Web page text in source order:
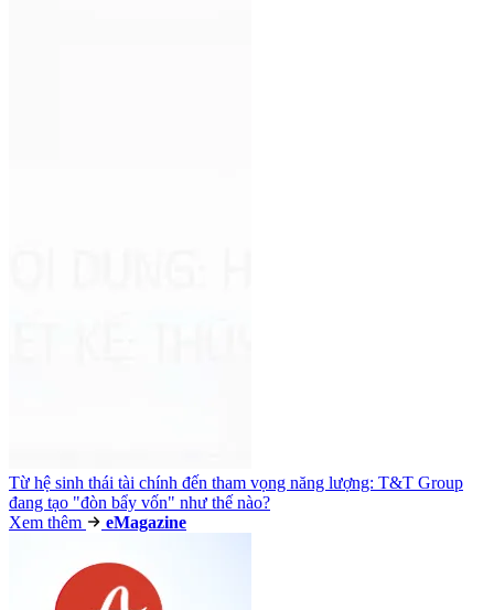
Từ hệ sinh thái tài chính đến tham vọng năng lượng: T&T Group
đang tạo "đòn bẩy vốn" như thế nào?
Xem thêm
eMagazine